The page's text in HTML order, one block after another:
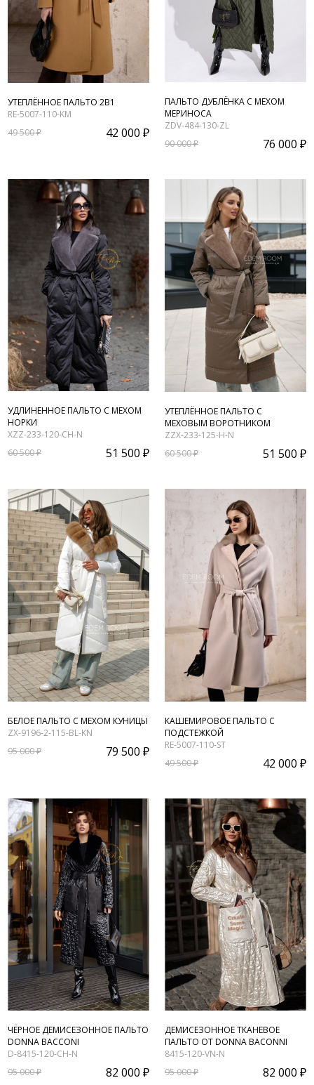
УТЕПЛЁННОЕ ПАЛЬТО 2В1
RE-5007-110-KM
49 500 ₽
42 000 ₽
ПАЛЬТО ДУБЛЁНКА С МЕХОМ
МЕРИНОСА
ZDV-484-130-ZL
90 000 ₽
76 000 ₽
УДЛИНЕННОЕ ПАЛЬТО С МЕХОМ
НОРКИ
XZZ-233-120-CH-N
60 500 ₽
51 500 ₽
УТЕПЛЁННОЕ ПАЛЬТО С
МЕХОВЫМ ВОРОТНИКОМ
ZZX-233-125-H-N
60 500 ₽
51 500 ₽
БЕЛОЕ ПАЛЬТО С МЕХОМ КУНИЦЫ
ZX-9196-2-115-BL-KN
95 000 ₽
79 500 ₽
КАШЕМИРОВОЕ ПАЛЬТО С
ПОДСТЕЖКОЙ
RE-5007-110-ST
49 500 ₽
42 000 ₽
ЧЁРНОЕ ДЕМИСЕЗОННОЕ ПАЛЬТО
DONNA BACCONI
D-8415-120-CH-N
95 000 ₽
82 000 ₽
ДЕМИСЕЗОННОЕ ТКАНЕВОЕ
ПАЛЬТО ОТ DONNA BACONNI
8415-120-VN-N
95 000 ₽
82 000 ₽